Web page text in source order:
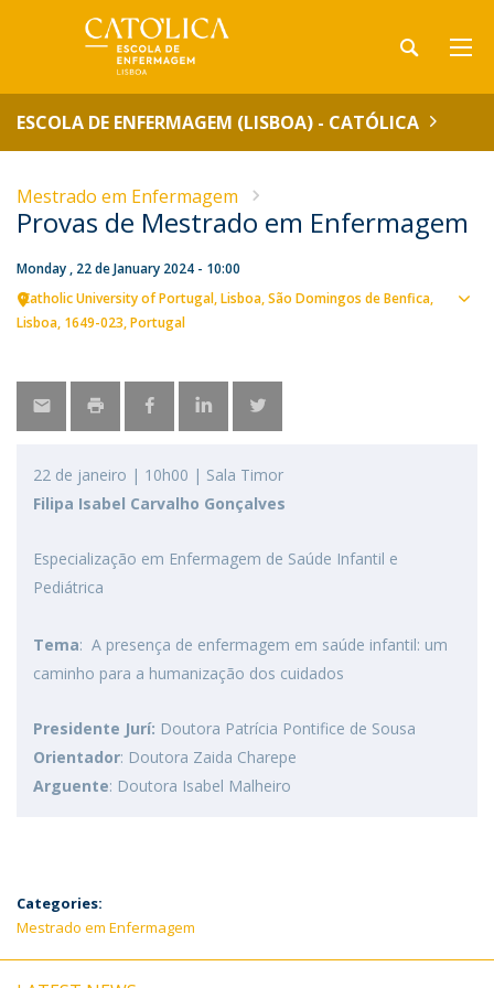
ESCOLA DE ENFERMAGEM (LISBOA) - CATÓLICA
Mestrado em Enfermagem
Provas de Mestrado em Enfermagem
Monday , 22 de January 2024 - 10:00
Catholic University of Portugal Lisboa São Domingos de Benfica,
Lisboa 1649-023 Portugal
22 de janeiro | 10h00 | Sala Timor
Filipa Isabel Carvalho Gonçalves
Especialização em Enfermagem de Saúde Infantil e
Pediátrica
Tema: A presença de enfermagem em saúde infantil: um
caminho para a humanização dos cuidados
Presidente Jurí: Doutora Patrícia Pontifice de Sousa
Orientador: Doutora Zaida Charepe
Arguente: Doutora Isabel Malheiro
Categories:
Mestrado em Enfermagem